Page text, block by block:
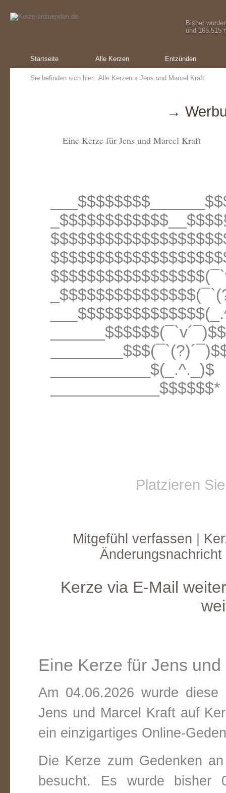
Bisher
und 165.515
Startseite Alle Kerzen Entzünden
Sie befinden sich hier: Alle Kerzen » Jens und Marcel Kraft
→
Eine Kerze für Jens und Marcel Kraft
___________$(_.^._)$
____________$$$$$$*
Platzieren
Mitgefühl verfassen
Kerze via E-Mail
Eine Kerze für Jens
Am 04.06.2026 wurde
Jens und Marcel Kraft auf
ein einzigartiges Online-
Die Kerze zum Gedenken
besucht. Es wurde bisher